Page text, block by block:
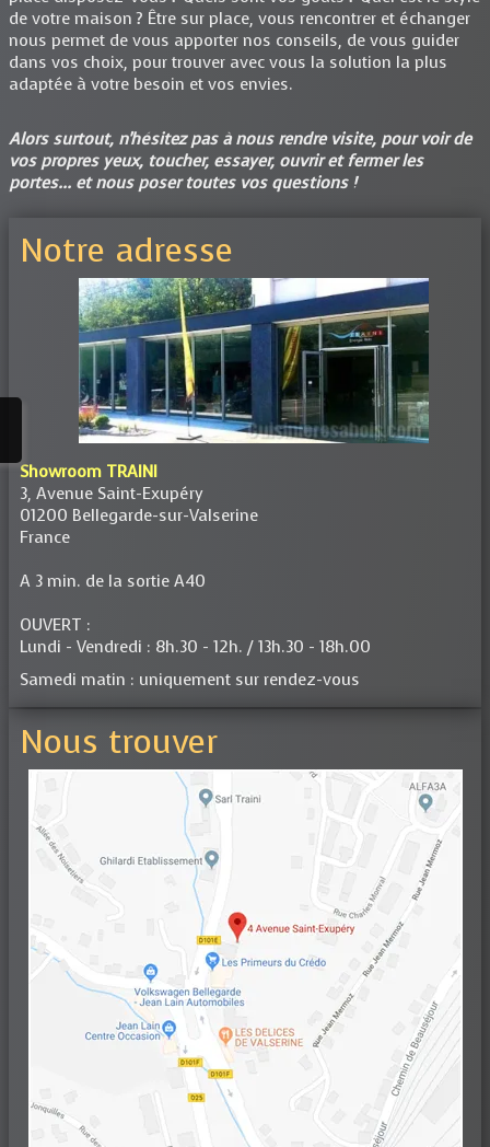
de votre maison ? Être sur place, vous rencontrer et échanger
nous permet de vous apporter nos conseils, de vous guider
dans vos choix, pour trouver avec vous la solution la plus
adaptée à votre besoin et vos envies.
Alors surtout, n'hésitez pas à nous rendre visite, pour voir de
vos propres yeux, toucher, essayer, ouvrir et fermer les
portes... et nous poser toutes vos questions !
Notre adresse
Showroom TRAINI
3, Avenue Saint-Exupéry
01200 Bellegarde-sur-Valserine
France
A 3 min. de la sortie A40
OUVERT :
Lundi - Vendredi : 8h.30 - 12h. / 13h.30 - 18h.00
Samedi matin : uniquement sur rendez-vous
Nous trouver